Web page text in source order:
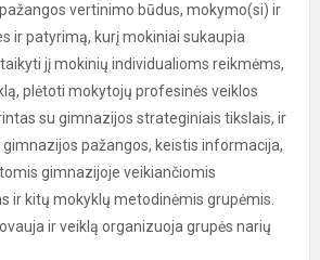
vertinimo būdus, mokymo(si) ir
ir patyrimą, kurį mokiniai sukaupia
jį mokinių individualioms reikmėms,
plėtoti mokytojų profesinės veiklos
su gimnazijos strateginiais tikslais, ir
pažangos, keistis informacija,
gimnazijoje veikiančiomis
ir kitų mokyklų metodinėmis grupėmis.
ir veiklą organizuoja grupės narių